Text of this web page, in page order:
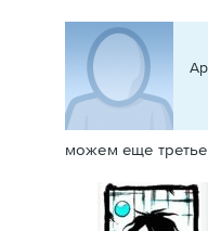
можем еще